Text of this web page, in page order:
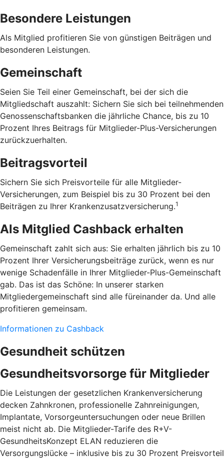
Besondere Leistungen
Als Mitglied profitieren Sie von günstigen Beiträgen und
besonderen Leistungen.
Gemeinschaft
Seien Sie Teil einer Gemeinschaft, bei der sich die
Mitgliedschaft auszahlt: Sichern Sie sich bei teilnehmenden
Genossenschaftsbanken die jährliche Chance, bis zu 10
Prozent Ihres Beitrags für Mitglieder-Plus-Versicherungen
zurückzuerhalten.
Beitragsvorteil
Sichern Sie sich Preisvorteile für alle Mitglieder-
Versicherungen, zum Beispiel bis zu 30 Prozent bei den
Beiträgen zu Ihrer Krankenzusatzversicherung.1
Als Mitglied Cashback erhalten
Gemeinschaft zahlt sich aus: Sie erhalten jährlich bis zu 10
Prozent Ihrer Versicherungsbeiträge zurück, wenn es nur
wenige Schadenfälle in Ihrer Mitglieder-Plus-Gemeinschaft
gab. Das ist das Schöne: In unserer starken
Mitgliedergemeinschaft sind alle füreinander da. Und alle
profitieren gemeinsam.
Informationen zu Cashback
Gesundheit schützen
Gesundheitsvorsorge für Mitglieder
Die Leistungen der gesetzlichen Krankenversicherung
decken Zahnkronen, professionelle Zahnreinigungen,
Implantate, Vorsorgeuntersuchungen oder neue Brillen
meist nicht ab. Die Mitglieder-Tarife des R+V-
GesundheitsKonzept ELAN reduzieren die
Versorgungslücke – inklusive bis zu 30 Prozent Preisvorteil